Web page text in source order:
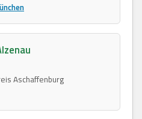
Aschaffenburg